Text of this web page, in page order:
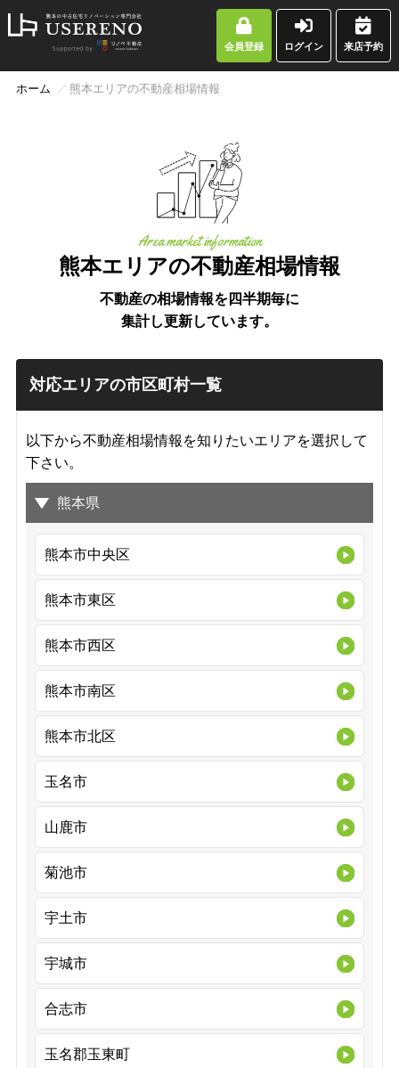
会員登録 ログイン 来店予約
ホーム 熊本エリアの不動産相場情報
熊本エリアの不動産相場情報
Area market information
不動産の相場情報を四半期毎に
集計し更新しています。
対応エリアの市区町村一覧
以下から不動産相場情報を知りたいエリアを選択して
下さい。
熊本県
熊本市中央区
熊本市東区
熊本市西区
熊本市南区
熊本市北区
玉名市
山鹿市
菊池市
宇土市
宇城市
合志市
玉名郡玉東町